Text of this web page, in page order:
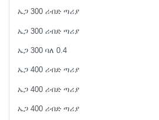
ኤጋ 300 ሪብድ ጣሪያ
ኤጋ 300 ሪብድ ጣሪያ
ኤጋ 300 ባለ 0.4
ኤጋ 400 ሪብድ ጣሪያ
ኤጋ 400 ሪብድ ጣሪያ
ኤጋ 400 ሪብድ ጣሪያ